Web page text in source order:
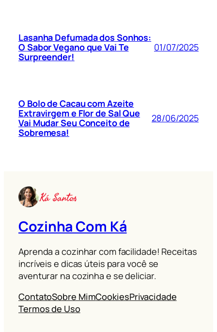
Lasanha Defumada dos Sonhos:
O Sabor Vegano que Vai Te
Surpreender!
01/07/2025
O Bolo de Cacau com Azeite
Extravirgem e Flor de Sal Que
Vai Mudar Seu Conceito de
Sobremesa!
28/06/2025
Cozinha Com Ká
Aprenda a cozinhar com facilidade! Receitas
incríveis e dicas úteis para você se
aventurar na cozinha e se deliciar.
ContatoSobre MimCookiesPrivacidade
Termos de Uso